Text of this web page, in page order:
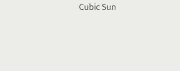
Cubic Sun